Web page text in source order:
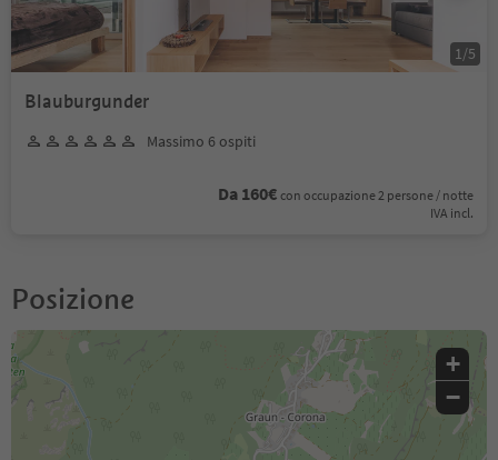
Blauburgunder
Massimo 6 ospiti
Da 160€ con occupazione 2 persone / notte
IVA incl.
1 /5
Posizione
+
−